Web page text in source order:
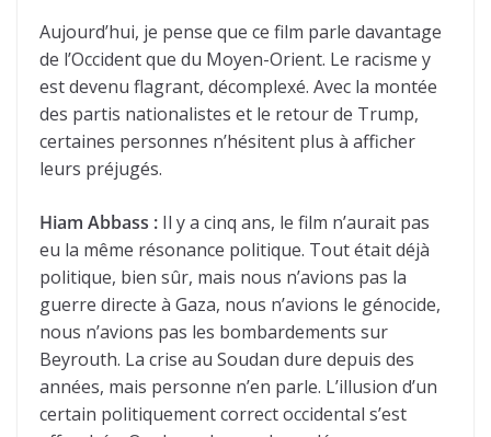
Aujourd’hui, je pense que ce film parle davantage
de l’Occident que du Moyen-Orient. Le racisme y
est devenu flagrant, décomplexé. Avec la montée
des partis nationalistes et le retour de Trump,
certaines personnes n’hésitent plus à afficher
leurs préjugés.
Hiam Abbass : Il y a cinq ans, le film n’aurait pas
eu la même résonance politique. Tout était déjà
politique, bien sûr, mais nous n’avions pas la
guerre directe à Gaza, nous n’avions le génocide,
nous n’avions pas les bombardements sur
Beyrouth. La crise au Soudan dure depuis des
années, mais personne n’en parle. L’illusion d’un
certain politiquement correct occidental s’est